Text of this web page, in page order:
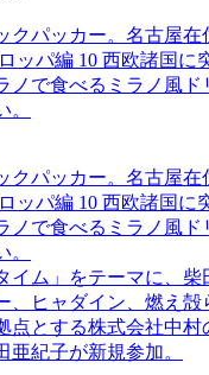
クパッカー。名古屋在
ッパ編 10 西欧諸国に
ノで食べるミラノ風ド
クパッカー。名古屋在
ッパ編 10 西欧諸国に
ノで食べるミラノ風ド
イム」をテーマに、
、ヒャダイン、燃え
点とする株式会社中村
亜紀子が新規参加。